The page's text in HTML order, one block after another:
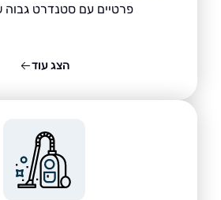
פרטיים עם סטנדרט גבוה של ניקיון.